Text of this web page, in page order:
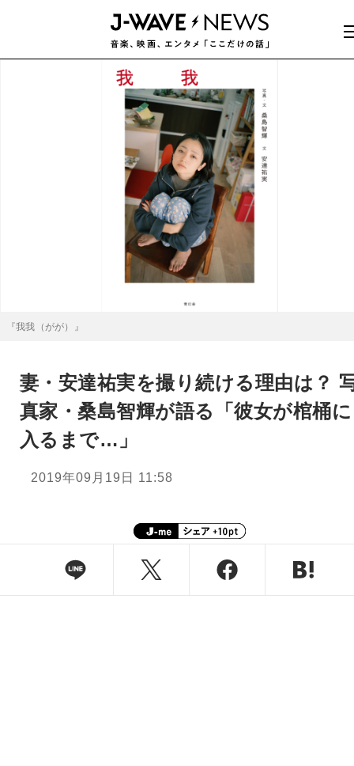
『我我（がが）』
妻・安達祐実を撮り続ける理由は？
真家・桑島智輝が語る「彼女が棺桶に
入るまで…」
2019年09月19日 11:58